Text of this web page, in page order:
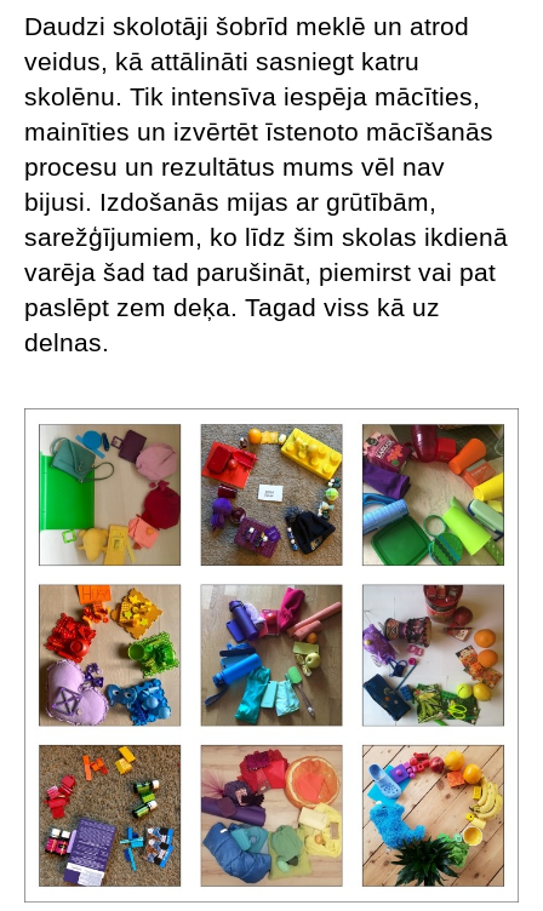
Daudzi skolotāji šobrīd meklē un atrod
veidus, kā attālināti sasniegt katru
skolēnu. Tik intensīva iespēja mācīties,
mainīties un izvērtēt īstenoto mācīšanās
procesu un rezultātus mums vēl nav
bijusi. Izdošanās mijas ar grūtībām,
sarežģījumiem, ko līdz šim skolas ikdienā
varēja šad tad parušināt, piemirst vai pat
paslēpt zem deķa. Tagad viss kā uz
delnas.